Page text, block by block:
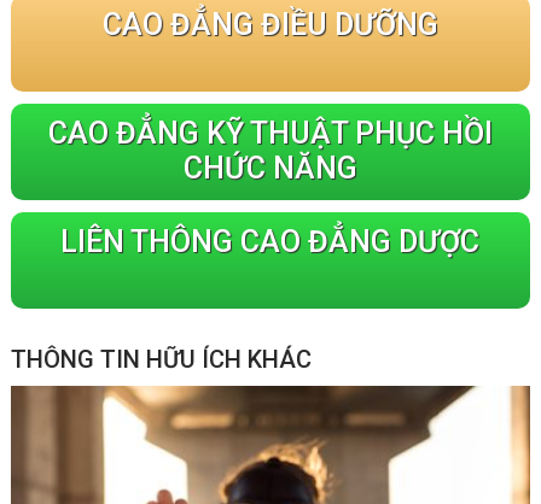
CAO ĐẲNG ĐIỀU DƯỠNG
CAO ĐẲNG KỸ THUẬT PHỤC HỒI
CHỨC NĂNG
LIÊN THÔNG CAO ĐẲNG DƯỢC
THÔNG TIN HỮU ÍCH KHÁC